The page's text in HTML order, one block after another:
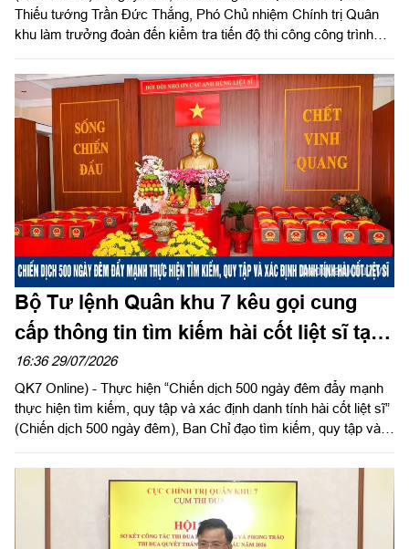
Thiếu tướng Trần Đức Thắng, Phó Chủ nhiệm Chính trị Quân
khu làm trưởng đoàn đến kiểm tra tiến độ thi công công trình
Bộ Tư lệnh Quân khu 7 kêu gọi cung
cấp thông tin tìm kiếm hài cốt liệt sĩ tại
khu vực Gò Cát, khu phố Đông Nhì,
phường Lái Thiêu, Thành phố Hồ Chí
Minh
16:36 29/07/2026
QK7 Online) - Thực hiện “Chiến dịch 500 ngày đêm đẩy mạnh
thực hiện tìm kiếm, quy tập và xác định danh tính hài cốt liệt sĩ”
(Chiến dịch 500 ngày đêm), Ban Chỉ đạo tìm kiếm, quy tập và
khu 7) đang phối hợp với các cơ quan, đơn vị thu thập thông
tin, xác minh các địa điểm chôn cất liệt sĩ hy sinh tại chiến
trường các tỉnh miền Đông Nam bộ trong những năm 1971-